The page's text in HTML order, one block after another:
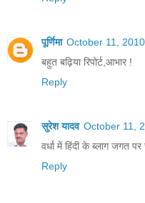
पूर्णिमा October 11,
बहुत बढ़िया रिपोर्ट,आभार !
Reply
सुरेश यादव October 11,
वर्धा में हिंदी के ब्लाग जगत
Reply